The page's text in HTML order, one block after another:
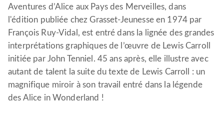
Aventures d’Alice aux Pays des Merveilles, dans
l'édition publiée chez Grasset-Jeunesse en 1974 par
François Ruy-Vidal, est entré dans la lignée des grandes
interprétations graphiques de l’œuvre de Lewis Carroll
initiée par John Tenniel. 45 ans après, elle illustre avec
autant de talent la suite du texte de Lewis Carroll : un
magnifique miroir à son travail entré dans la légende
des Alice in Wonderland !